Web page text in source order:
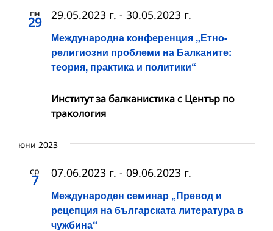
пн
29
Международна конференция „Етно-
религиозни проблеми на Балканите:
теория, практика и политики“
29.05.2023 г. - 30.05.2023 г.
Институт за балканистика с Център по
тракология
юни 2023
ср
7
Международен семинар „Превод и
рецепция на българската литература в
чужбина“
07.06.2023 г. - 09.06.2023 г.